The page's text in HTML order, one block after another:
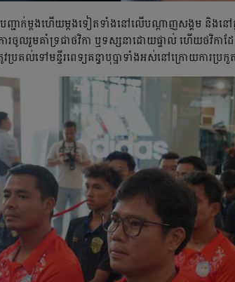
ជាក់​ម្ដង​ហើយ​ម្ដង​ទៀត​ទាំង​នៅ​លើ​បណ្ដាញ​សង្គម និង​នៅ​
ការ​ចូល​រួម​គាំទ្រ​ជា​ថវិកា ឬ​ទស្សនា​ដោយ​ផ្ទាល់ ហើយ​ថវិ
រគល់​ទៅ​មន្ទីរពេទ្យ​គន្ធាបុប្ផា​ទាំង​អស់​នៅ​ក្រោយ​ការ​ប្រ